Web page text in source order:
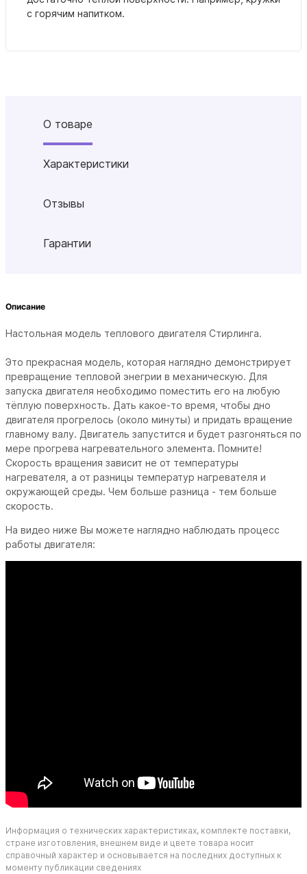
с горячим напитком.
О товаре
Характеристики
Отзывы
Гарантии
Описание
Настольная модель теплового двигателя Стирлинга.
Это прекрасная модель, которая наглядно демонстрирует
превращение тепловой энегрии в механическую. Для
запуска двигателя необходимо поместить его на любую
тёплую поверхность. Дать какое-то время, чтобы дно
двигателя прогрелось (около минуты) и придать вращение
главному валу. Двигатель запустится и будет разгоняться по
мере прогрева нагревательного элемента. Помните!
Скорость вращения зависит не от температуры
нагревателя, а от разницы температур нагревателя и
окружающей среды. Чем больше разница - тем больше
скорость.
На видео ниже Вы можете наглядно наблюдать процесс
работы двигателя:
Информация о технических характеристиках, комплекте поставки,
стране изготовления, внешнем виде и цвете товара носит
справочный характер и основывается на последних доступных к
моменту публикации сведениях